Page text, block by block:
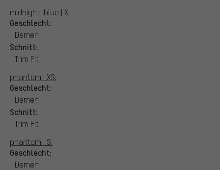
midnight-blue | XL:
Geschlecht:
Damen
Schnitt:
Trim Fit
phantom | XS:
Geschlecht:
Damen
Schnitt:
Trim Fit
phantom | S:
Geschlecht:
Damen